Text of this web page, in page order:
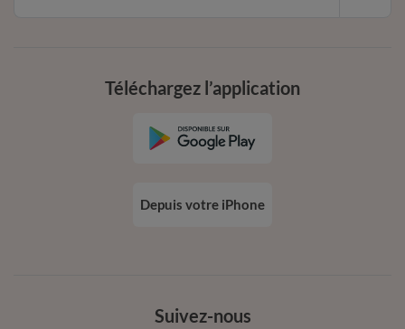
Suivez-nous
Téléchargez l’application
Depuis votre iPhone